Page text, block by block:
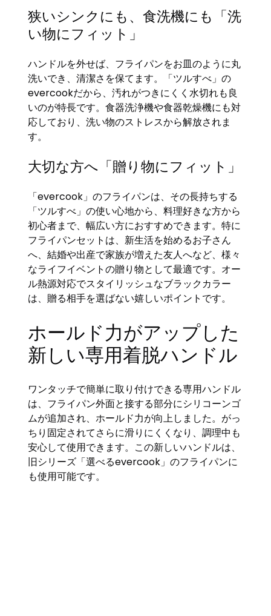
狭いシンクにも、食洗機にも「洗
い物にフィット」
ハンドルを外せば、フライパンをお皿のように丸
洗いでき、清潔さを保てます。「ツルすべ」の
evercookだから、汚れがつきにくく水切れも良
いのが特長です。食器洗浄機や食器乾燥機にも対
応しており、洗い物のストレスから解放されま
す。
大切な方へ「贈り物にフィット」
「evercook」のフライパンは、その長持ちする
「ツルすべ」の使い心地から、料理好きな方から
初心者まで、幅広い方におすすめできます。特に
フライパンセットは、新生活を始めるお子さん
へ、結婚や出産で家族が増えた友人へなど、様々
なライフイベントの贈り物として最適です。オー
ル熱源対応でスタイリッシュなブラックカラー
は、贈る相手を選ばない嬉しいポイントです。
ホールド力がアップした
新しい専用着脱ハンドル
ワンタッチで簡単に取り付けできる専用ハンドル
は、フライパン外面と接する部分にシリコーンゴ
ムが追加され、ホールド力が向上しました。がっ
ちり固定されてさらに滑りにくくなり、調理中も
安心して使用できます。この新しいハンドルは、
旧シリーズ「選べるevercook」のフライパンに
も使用可能です。